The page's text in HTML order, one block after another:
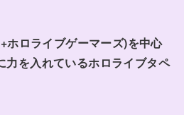
ホロライブゲーマーズ)を中心
力を入れているホロライブタペ